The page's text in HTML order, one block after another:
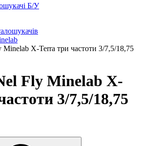
Б/У
X-Terra три частоти 3/7,5/18,75
Fly Minelab X-
3/7,5/18,75